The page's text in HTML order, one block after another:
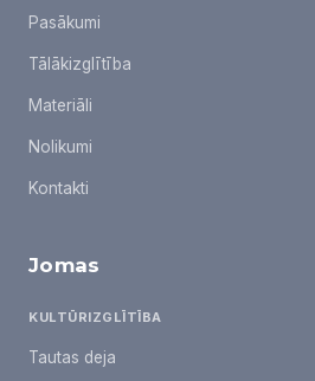
Pasākumi
Tālākizglītība
Materiāli
Nolikumi
Kontakti
Jomas
KULTŪRIZGLĪTĪBA
Tautas deja